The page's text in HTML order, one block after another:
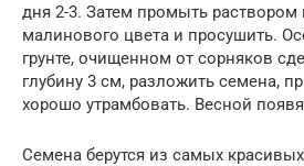
дня 2-3. Затем промыть раствором
малинового цвета и просушить.
грунте, очищенном от сорняков
глубину 3 см, разложить семена,
хорошо утрамбовать. Весной
Семена берутся из самых